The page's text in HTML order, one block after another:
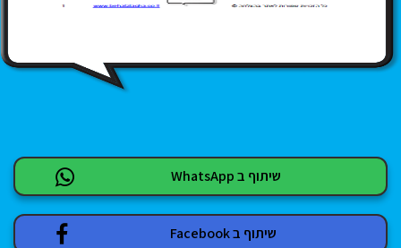
שיתוף ב WhatsApp
שיתוף ב Facebook